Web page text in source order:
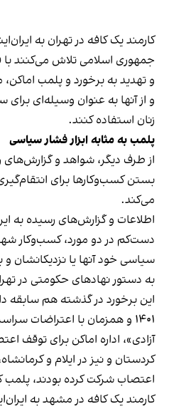
کارمند یک کافه در تهران به
جمهوری اسلامی تلاش می‌کنند
و تهدید به برخورد و پلمب اماکن،
و از آنها به عنوان وسیله‌ای
زنان استفاده کنند.
پلمب به مثابه ابزار فشار سیاسی
از طرف دیگر، شواهد و
بستن کسب‌وکارها برای
می‌کند.
اطلاعات و گزارش‌های رسیده به
دست‌کم در دو مورد، کسب‌وکار
سیاسی خود آنها یا نزدیکانشان و
به دستور نهادهای حکومتی در
این برخورد در گذشته هم سابقه
۱۴۰۱ و همزمان با اعتراضات
آزادی»، اداره اماکن برای توقف
کردستان و نیز در ایلام و
اعتصاب شرکت کرده بودند، پلمب
کارمند یک کافه در مشهد به